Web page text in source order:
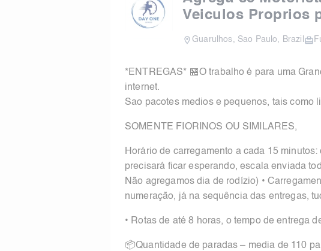
Veiculos Proprios
Guarulhos, Sao Paulo, Brazil
*ENTREGAS* 🏪O trabalho é para uma
internet.
Sao pacotes medios e pequenos, tais como
SOMENTE FIORINOS OU SIMILARES,
Horário de carregamento a cada 15
precisará ficar esperando, escala enviada
Não agregamos dia de rodízio) •
numeração, já na sequência das entregas,
• Rotas de até 8 horas, o tempo de entrega
📦Quantidade de paradas – media de 110